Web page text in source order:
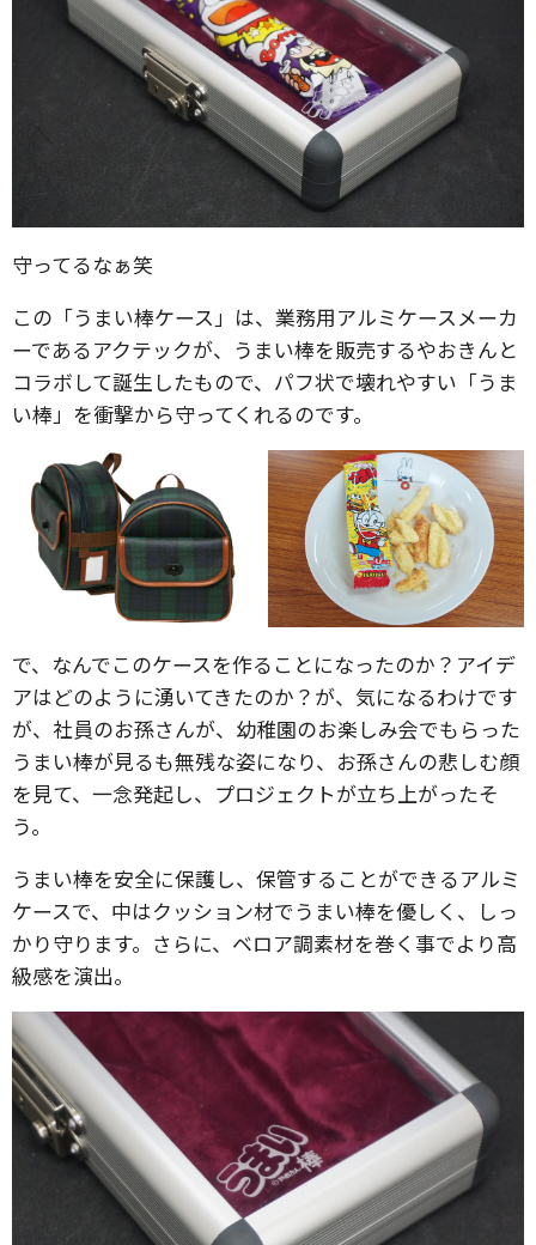
守ってるなぁ笑
この「うまい棒ケース」は、業務用アルミケースメーカ
ーであるアクテックが、うまい棒を販売するやおきんと
コラボして誕生したもので、パフ状で壊れやすい「うま
い棒」を衝撃から守ってくれるのです。
で、なんでこのケースを作ることになったのか？アイデ
アはどのように湧いてきたのか？が、気になるわけです
が、社員のお孫さんが、幼稚園のお楽しみ会でもらった
うまい棒が見るも無残な姿になり、お孫さんの悲しむ顔
を見て、一念発起し、プロジェクトが立ち上がったそ
う。
うまい棒を安全に保護し、保管することができるアルミ
ケースで、中はクッション材でうまい棒を優しく、しっ
かり守ります。さらに、ベロア調素材を巻く事でより高
級感を演出。